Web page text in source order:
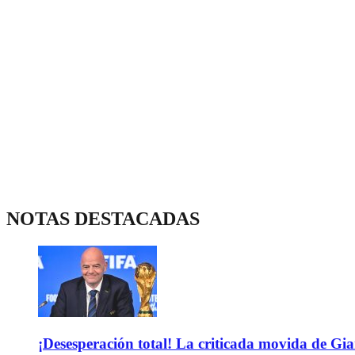
NOTAS DESTACADAS
¡Desesperación total! La criticada movida de